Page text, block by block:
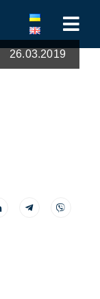
26.03.2019